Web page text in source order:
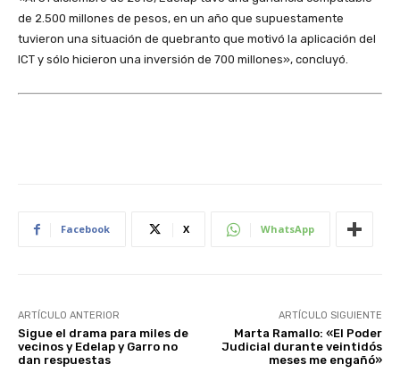
de 2.500 millones de pesos, en un año que supuestamente
tuvieron una situación de quebranto que motivó la aplicación del
ICT y sólo hicieron una inversión de 700 millones», concluyó.
Facebook X WhatsApp
ARTÍCULO ANTERIOR
Sigue el drama para miles de
vecinos y Edelap y Garro no
dan respuestas
ARTÍCULO SIGUIENTE
Marta Ramallo: «El Poder
Judicial durante veintidós
meses me engañó»